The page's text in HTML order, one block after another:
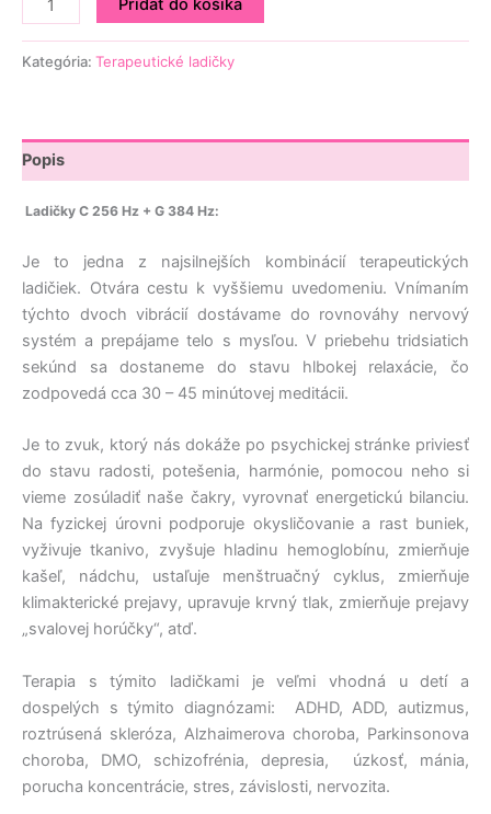
Pridať do košíka
Kategória: Terapeutické ladičky
Popis
Ladičky C 256 Hz + G 384 Hz:
Je to jedna z najsilnejších kombinácií terapeutických
ladičiek. Otvára cestu k vyššiemu uvedomeniu. Vnímaním
týchto dvoch vibrácií dostávame do rovnováhy nervový
systém a prepájame telo s mysľou. V priebehu tridsiatich
sekúnd sa dostaneme do stavu hlbokej relaxácie, čo
zodpovedá cca 30 – 45 minútovej meditácii.
Je to zvuk, ktorý nás dokáže po psychickej stránke priviesť
do stavu radosti, potešenia, harmónie, pomocou neho si
vieme zosúladiť naše čakry, vyrovnať energetickú bilanciu.
Na fyzickej úrovni podporuje okysličovanie a rast buniek,
vyživuje tkanivo, zvyšuje hladinu hemoglobínu, zmierňuje
kašeľ, nádchu, ustaľuje menštruačný cyklus, zmierňuje
klimakterické prejavy, upravuje krvný tlak, zmierňuje prejavy
„svalovej horúčky“, atď.
Terapia s týmito ladičkami je veľmi vhodná u detí a
dospelých s týmito diagnózami: ADHD, ADD, autizmus,
roztrúsená skleróza, Alzhaimerova choroba, Parkinsonova
choroba, DMO, schizofrénia, depresia, úzkosť, mánia,
porucha koncentrácie, stres, závislosti, nervozita.